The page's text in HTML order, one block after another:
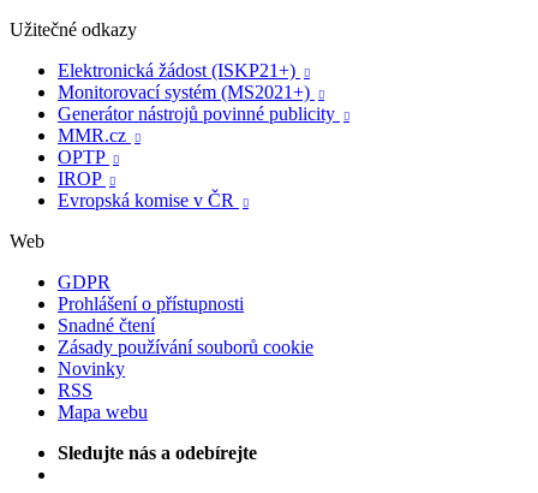
Užitečné odkazy
Elektronická žádost (ISKP21+)

Monitorovací systém (MS2021+) 
Generátor nástrojů povinné publicity 
MMR.cz 
OPTP 
IROP 
Evropská komise v ČR 
Web
GDPR
Prohlášení o přístupnosti
Snadné čtení
Zásady používání souborů cookie
Novinky
RSS
Mapa webu
Sledujte nás a odebírejte